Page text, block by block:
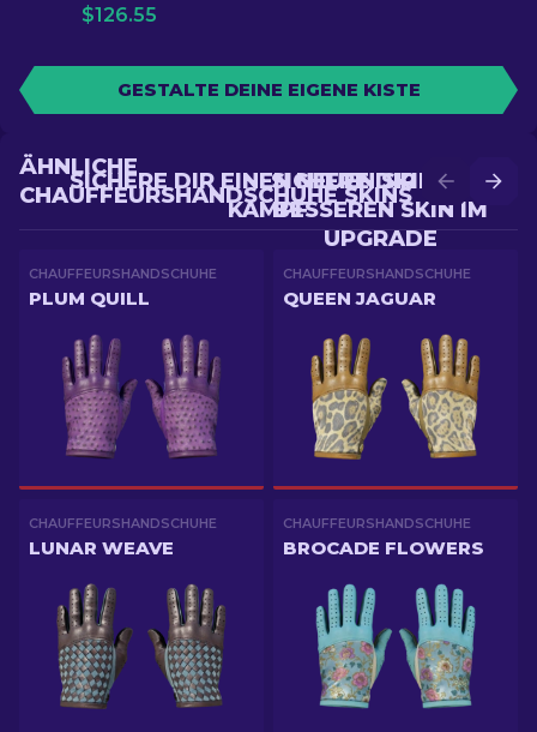
$126.55
GESTALTE DEINE EIGENE KISTE
SICHERE DIR EINEN
BESSEREN SKIN IM
UPGRADE
SICHERE DIR EINEN NEUEN SKIN IM
KAMPF
ÄHNLICHE
CHAUFFEURSHANDSCHUHE SKINS
CHAUFFEURSHANDSCHUHE
PLUM QUILL
CHAUFFEURSHANDSCHUHE
QUEEN JAGUAR
CHAUFFEURSHANDSCHUHE
LUNAR WEAVE
CHAUFFEURSHANDSCHUHE
BROCADE FLOWERS